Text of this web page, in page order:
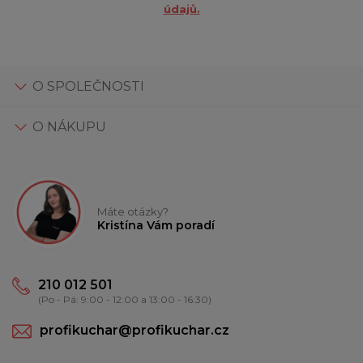
údajů.
O SPOLEČNOSTI
O NÁKUPU
Máte otázky?
Kristína Vám poradí
210 012 501
(Po - Pá: 9:00 - 12:00 a 13:00 - 16:30)
profikuchar@profikuchar.cz